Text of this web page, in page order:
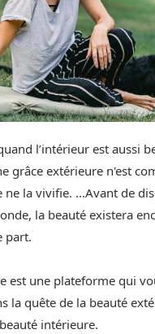
quand l’intérieur est aussi
grâce extérieure n'est
ne la vivifie. ...Avant de
la beauté existera
part.
est une plateforme qui
la quête de la beauté
intérieure.